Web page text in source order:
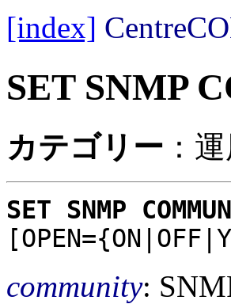
[index]
SET SNMP
カテゴリー ：
SET SNMP
community: